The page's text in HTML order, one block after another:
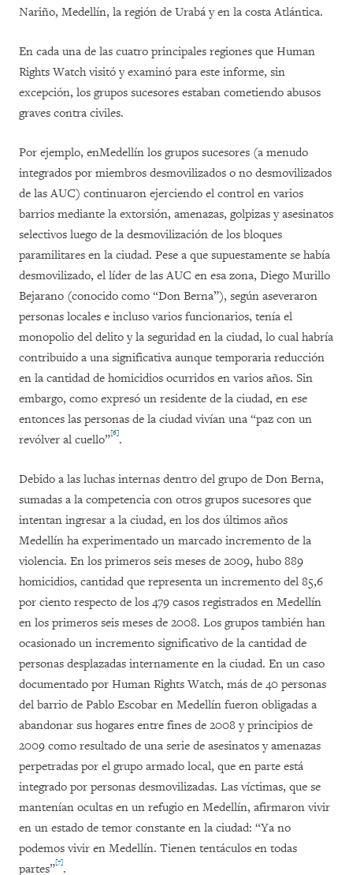
Nariño, Medellín, la región de Urabá y en la costa Atlántica.
En cada una de las cuatro principales regiones que Human
Rights Watch visitó y examinó para este informe, sin
excepción, los grupos sucesores estaban cometiendo abusos
graves contra civiles.
Por ejemplo, enMedellín los grupos sucesores (a menudo
integrados por miembros desmovilizados o no desmovilizados
de las AUC) continuaron ejerciendo el control en varios
barrios mediante la extorsión, amenazas, golpizas y asesinatos
selectivos luego de la desmovilización de los bloques
paramilitares en la ciudad. Pese a que supuestamente se había
desmovilizado, el líder de las AUC en esa zona, Diego Murillo
Bejarano (conocido como “Don Berna”), según aseveraron
personas locales e incluso varios funcionarios, tenía el
monopolio del delito y la seguridad en la ciudad, lo cual habría
contribuido a una significativa aunque temporaria reducción
en la cantidad de homicidios ocurridos en varios años. Sin
embargo, como expresó un residente de la ciudad, en ese
entonces las personas de la ciudad vivían una “paz con un
revólver al cuello”[6].
Debido a las luchas internas dentro del grupo de Don Berna,
sumadas a la competencia con otros grupos sucesores que
intentan ingresar a la ciudad, en los dos últimos años
Medellín ha experimentado un marcado incremento de la
violencia. En los primeros seis meses de 2009, hubo 889
homicidios, cantidad que representa un incremento del 85,6
por ciento respecto de los 479 casos registrados en Medellín
en los primeros seis meses de 2008. Los grupos también han
ocasionado un incremento significativo de la cantidad de
personas desplazadas internamente en la ciudad. En un caso
documentado por Human Rights Watch, más de 40 personas
del barrio de Pablo Escobar en Medellín fueron obligadas a
abandonar sus hogares entre fines de 2008 y principios de
2009 como resultado de una serie de asesinatos y amenazas
perpetradas por el grupo armado local, que en parte está
integrado por personas desmovilizadas. Las víctimas, que se
mantenían ocultas en un refugio en Medellín, afirmaron vivir
en un estado de temor constante en la ciudad: “Ya no
podemos vivir en Medellín. Tienen tentáculos en todas
partes”[7].